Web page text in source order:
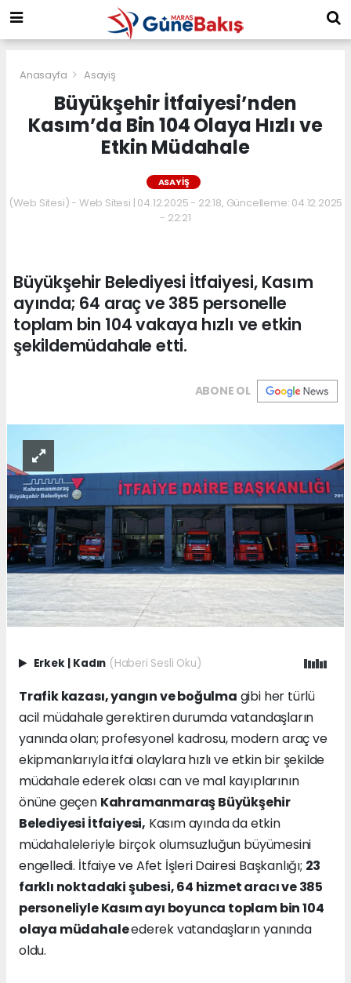
Anasayfa Asayiş
Büyükşehir İtfaiyesi’nden
Kasım’da Bin 104 Olaya Hızlı ve
Etkin Müdahale
ASAYIŞ
(Web Sitesi) - Web Sitesi | 04.12.2025 - 22:18, Güncelleme: 04.12.2025
- 22:21
Büyükşehir Belediyesi İtfaiyesi, Kasım
ayında; 64 araç ve 385 personelle
toplam bin 104 vakaya hızlı ve etkin
şekildemüdahale etti.
ABONE OL
Erkek | Kadın (Haberi Sesli Oku)
Trafik kazası, yangın ve boğulma gibi her türlü
acil müdahale gerektiren durumda vatandaşların
yanında olan; profesyonel kadrosu, modern araç ve
ekipmanlarıyla itfai olaylara hızlı ve etkin bir şekilde
müdahale ederek olası can ve mal kayıplarının
önüne geçen Kahramanmaraş Büyükşehir
Belediyesi İtfaiyesi, Kasım ayında da etkin
müdahaleleriyle birçok olumsuzluğun büyümesini
engelledi. İtfaiye ve Afet İşleri Dairesi Başkanlığı; 23
farklı noktadaki şubesi, 64 hizmet aracı ve 385
personeliyle Kasım ayı boyunca toplam bin 104
olaya müdahaleederek vatandaşların yanında
oldu.